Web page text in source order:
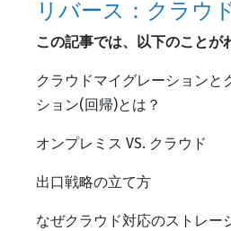
リバース：クラウ
この記事では、以下のことが
クラウドマイグレーションと
ション(回帰)とは？
オンプレミス VS. クラウド
出口戦略の立て方
なぜクラウド対応のストレー